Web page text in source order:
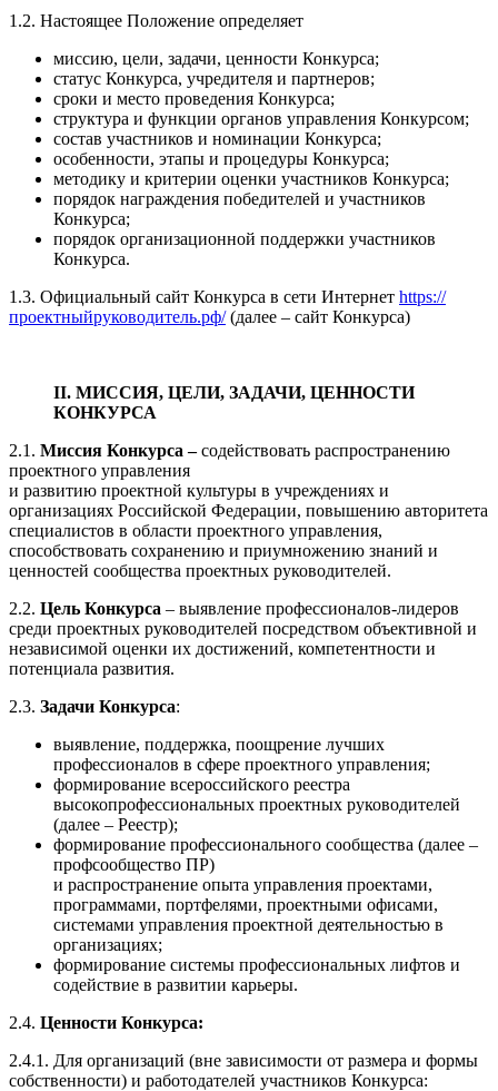
1.2. Настоящее Положение определяет
миссию, цели, задачи, ценности Конкурса;
статус Конкурса, учредителя и партнеров;
сроки и место проведения Конкурса;
структура и функции органов управления Конкурсом;
состав участников и номинации Конкурса;
особенности, этапы и процедуры Конкурса;
методику и критерии оценки участников Конкурса;
порядок награждения победителей и участников
Конкурса;
порядок организационной поддержки участников
Конкурса.
1.3. Официальный сайт Конкурса в сети Интернет https://
проектныйруководитель.рф/(далее – сайт Конкурса)
II. МИССИЯ, ЦЕЛИ, ЗАДАЧИ, ЦЕННОСТИ
КОНКУРСА
2.1. Миссия Конкурса –содействовать распространению
проектного управления
и развитию проектной культуры в учреждениях и
организациях Российской Федерации, повышению авторитета
специалистов в области проектного управления,
способствовать сохранению и приумножению знаний и
ценностей сообщества проектных руководителей.
2.2. Цель Конкурса – выявление профессионалов-лидеров
среди проектных руководителей посредством объективной и
независимой оценки их достижений, компетентности и
потенциала развития.
2.3. Задачи Конкурса:
выявление, поддержка, поощрение лучших
профессионалов в сфере проектного управления;
формирование всероссийского реестра
высокопрофессиональных проектных руководителей
(далее – Реестр);
формирование профессионального сообщества (далее –
профсообщество ПР)
и распространение опыта управления проектами,
программами, портфелями, проектными офисами,
системами управления проектной деятельностью в
организациях;
формирование системы профессиональных лифтов и
содействие в развитии карьеры.
2.4. Ценности Конкурса:
2.4.1. Для организаций (вне зависимости от размера и формы
собственности) и работодателей участников Конкурса: